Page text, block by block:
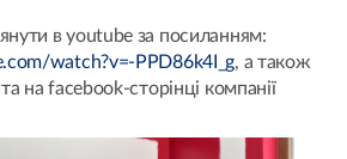
в youtube за посиланням:
watch?v=-PPD86k4I_g, а також
на facebook-сторінці компанії